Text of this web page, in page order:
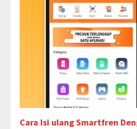
Cara Isi ulang Smartfren